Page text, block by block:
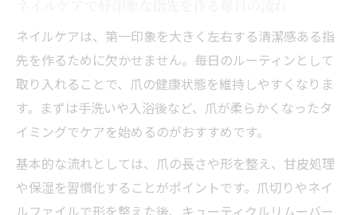
ネイルケアは、第一印象を大きく左右する清潔感ある指
先を作るために欠かせません。毎日のルーティンとして
取り入れることで、爪の健康状態を維持しやすくなりま
す。まずは手洗いや入浴後など、爪が柔らかくなったタ
イミングでケアを始めるのがおすすめです。
基本的な流れとしては、爪の長さや形を整え、甘皮処理
や保湿を習慣化することがポイントです。爪切りやネイ
ルファイルで形を整えた後、キューティクルリムーバー